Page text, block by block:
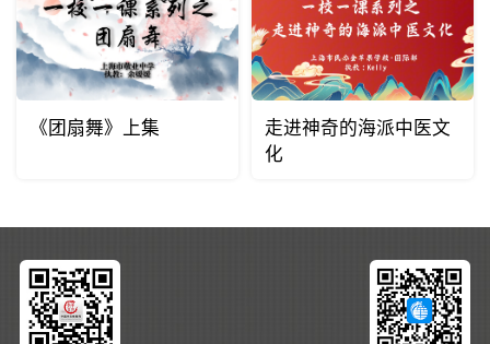
《团扇舞》上集
走进神奇的海派中医文
化